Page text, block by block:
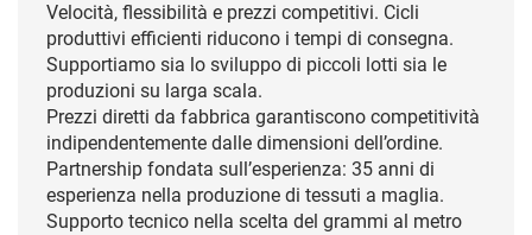
Velocità, flessibilità e prezzi competitivi. Cicli
produttivi efficienti riducono i tempi di consegna.
Supportiamo sia lo sviluppo di piccoli lotti sia le
produzioni su larga scala.
Prezzi diretti da fabbrica garantiscono competitività
indipendentemente dalle dimensioni dell’ordine.
Partnership fondata sull’esperienza: 35 anni di
esperienza nella produzione di tessuti a maglia.
Supporto tecnico nella scelta del grammi al metro